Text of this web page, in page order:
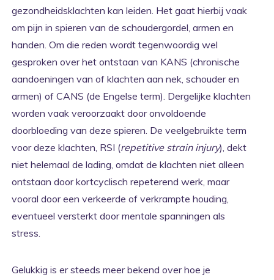
gezondheidsklachten kan leiden. Het gaat hierbij vaak
om pijn in spieren van de schoudergordel, armen en
handen. Om die reden wordt tegenwoordig wel
gesproken over het ontstaan van KANS (chronische
aandoeningen van of klachten aan nek, schouder en
armen) of CANS (de Engelse term). Dergelijke klachten
worden vaak veroorzaakt door onvoldoende
doorbloeding van deze spieren. De veelgebruikte term
voor deze klachten, RSI (repetitive strain injury), dekt
niet helemaal de lading, omdat de klachten niet alleen
ontstaan door kortcyclisch repeterend werk, maar
vooral door een verkeerde of verkrampte houding,
eventueel versterkt door mentale spanningen als
stress.
Gelukkig is er steeds meer bekend over hoe je